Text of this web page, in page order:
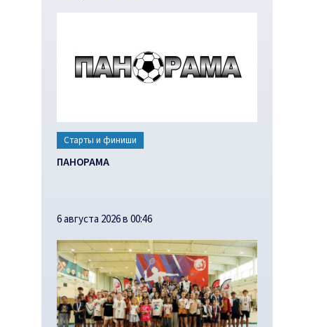
Старты и финиши
ПАНОРАМА
6 августа 2026 в 00:46